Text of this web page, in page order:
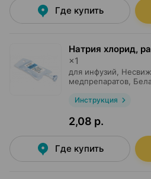
Где купить
Натрия хлорид,
×1
для инфузий,
медпрепаратов,
Инструкция
2,08 р.
Где купить